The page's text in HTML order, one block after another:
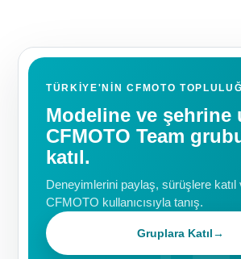
TÜRKIYE'NIN CFMOTO
Modeline ve şehrine
CFMOTO Team
katıl.
Deneyimlerini paylaş, sürüşlere katıl
CFMOTO kullanıcısıyla tanış.
Gruplara Katıl→